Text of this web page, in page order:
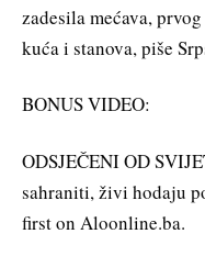
zadesila mećava,
kuća i stanova, piše
BONUS VIDEO:
ODSJEČENI OD
sahraniti, živi hodaju
first on Aloonline.ba.